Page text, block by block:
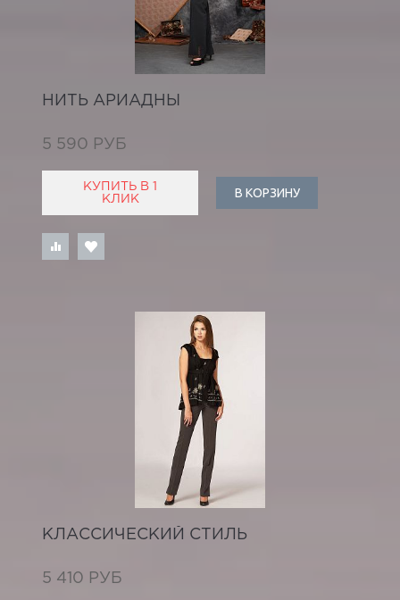
НИТЬ АРИАДНЫ
5 590 РУБ
КУПИТЬ В 1
КЛИК
В КОРЗИНУ
КЛАССИЧЕСКИЙ СТИЛЬ
5 410 РУБ